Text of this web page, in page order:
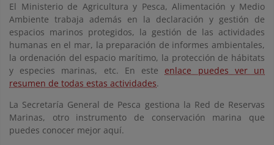
El Ministerio de Agricultura y Pesca, Alimentación y Medio
Ambiente trabaja además en la declaración y gestión de
espacios marinos protegidos, la gestión de las actividades
humanas en el mar, la preparación de informes ambientales,
la ordenación del espacio marítimo, la protección de hábitats
y especies marinas, etc. En este enlace puedes ver un
resumen de todas estas actividades.
La Secretaría General de Pesca gestiona la Red de Reservas
Marinas, otro instrumento de conservación marina que
puedes conocer mejor aquí.